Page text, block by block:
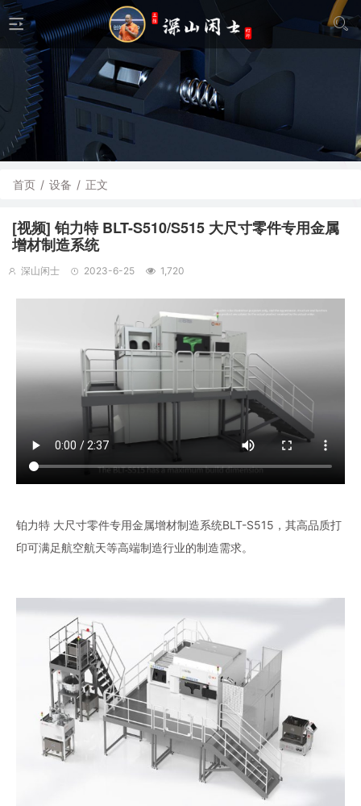
首页 / 设备 / 正文
[视频] 铂力特 BLT-S510/S515 大尺寸零件专用金属
增材制造系统
深山闲士 2023-6-25 1,720
铂力特 大尺寸零件专用金属增材制造系统BLT-S515，其高品质打
印可满足航空航天等高端制造行业的制造需求。